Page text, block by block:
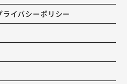
イバシーポリシー